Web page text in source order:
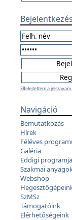
Bejelentkezés
Elfelejtettem a
Navigáció
Bemutatkozás
Hírek
Féléves
Galéria
Eddigi
Szakmai
Webshop
SzMSz
Támogatóink
Elérhetőségeink